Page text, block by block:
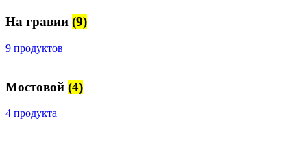
На гравии (9)
9 продуктов
Мостовой (4)
4 продукта